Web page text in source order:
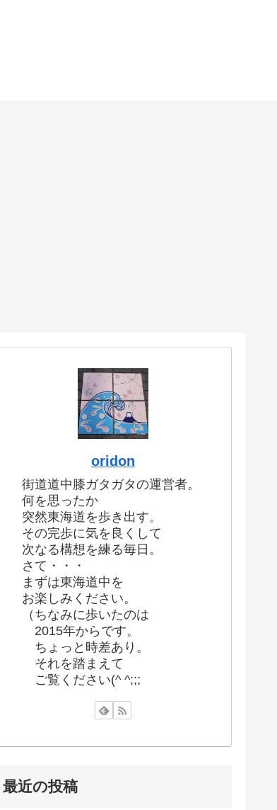
oridon
街道道中膝ガタガタの運営者。
何を思ったか
突然東海道を歩き出す。
その完歩に気を良くして
次なる構想を練る毎日。
さて・・・
まずは東海道中を
お楽しみください。
（ちなみに歩いたのは
2015年からです。
ちょっと時差あり。
それを踏まえて
ご覧ください(^ ^;;;
最近の投稿